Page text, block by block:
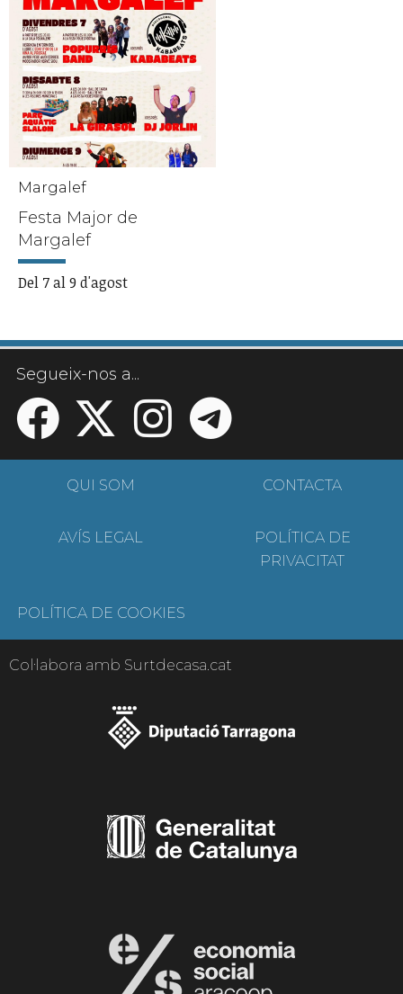
Margalef
Festa Major de
Margalef
Del 7 al 9 d'agost
Segueix-nos a...
QUI SOM CONTACTA
AVÍS LEGAL
POLÍTICA DE
PRIVACITAT
POLÍTICA DE COOKIES
Col·labora amb Surtdecasa.cat